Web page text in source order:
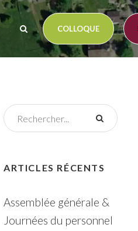
COLLOQUE
ARTICLES RÉCENTS
Assemblée générale &
Journées du personnel